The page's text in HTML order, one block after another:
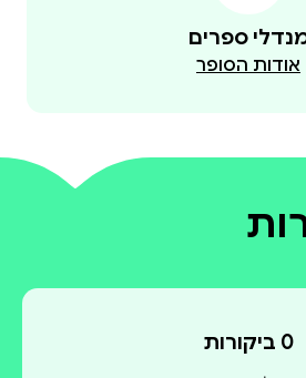
ספרים
אודות הסופר
מתוך 5
0 ביקורות